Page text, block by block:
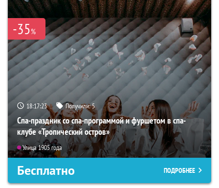
-35%
18:17:21 Получили:5
Спа-праздник со спа-программой и фуршетом в спа-
клубе «Тропический остров»
Улица 1905 года
Бесплатно ПОДРОБНЕЕ